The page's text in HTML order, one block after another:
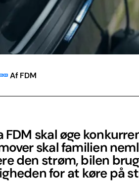
Af FDM
skal øge
skal familien
den strøm, bilen
for at køre på